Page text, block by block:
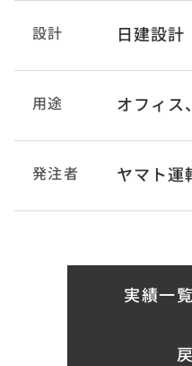
設計 日建設計
用途 オフィス
発注者 ヤマト運
実績一